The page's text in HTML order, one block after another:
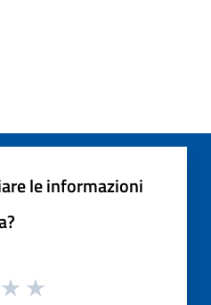
le informazioni